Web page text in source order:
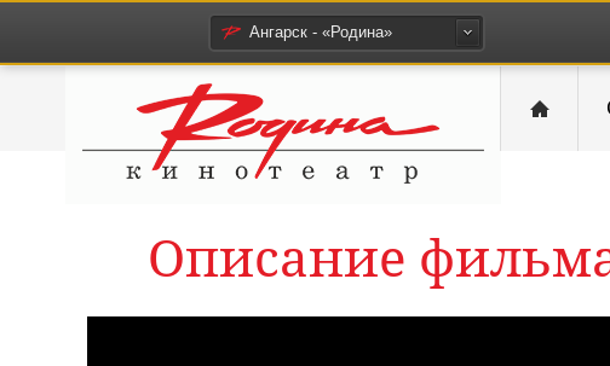
Ангарск - «Родина»
Описание